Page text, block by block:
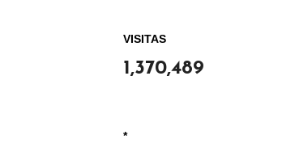
VISITAS
1,370,489
*